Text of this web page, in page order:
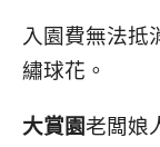
入園費無法抵
繡球花。
大賞園老闆娘